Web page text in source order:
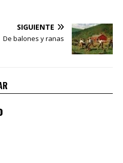
SIGUIENTE
De balones y ranas